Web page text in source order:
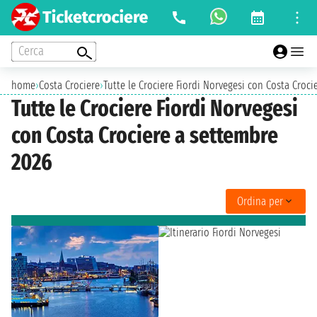
Cerca
home›Costa Crociere›Tutte le Crociere Fiordi Norvegesi con Costa
Tutte le Crociere Fiordi Norvegesi
con Costa Crociere a settembre
2026
Ordina per